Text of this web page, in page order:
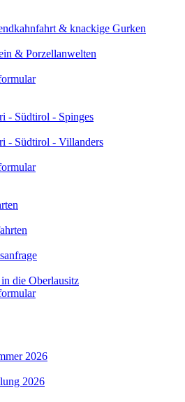
& knackige Gurken
& Porzellanwelten
- Südtirol - Spinges
- Südtirol - Villanders
die Oberlausitz
2026
2026